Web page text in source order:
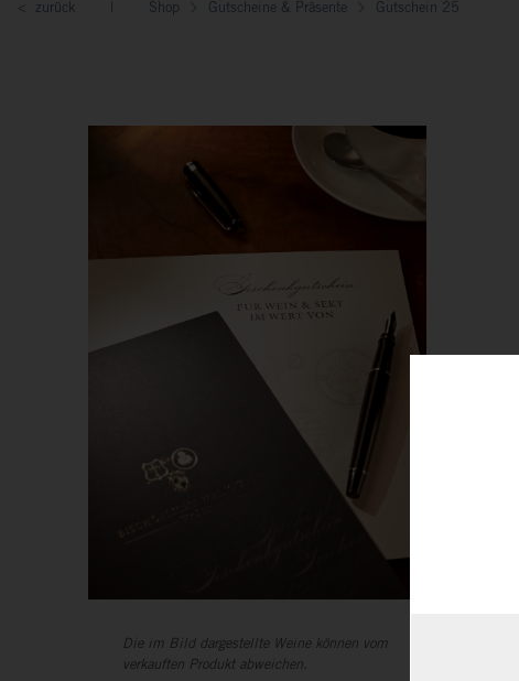
< zurück Shop Gutscheine & Präsente Gutschein 25
Die im Bild dargestellte Weine können vom
verkauften Produkt abweichen.